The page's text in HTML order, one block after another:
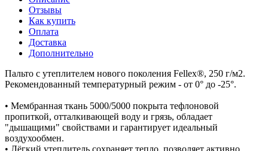
Отзывы
Как купить
Оплата
Доставка
Дополнительно
Пальто с утеплителем нового поколения Fellex®, 250 г/м2.
Рекомендованный температурный режим - от 0° до -25°.
• Мембранная ткань 5000/5000 покрыта тефлоновой
пропиткой, отталкивающей воду и грязь, обладает
"дышащими" свойствами и гарантирует идеальный
воздухообмен.
• Лёгкий утеплитель сохраняет тепло, позволяет активно